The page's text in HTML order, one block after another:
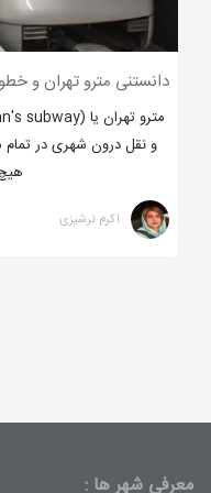
، ونک و الماس
تهران هستند.
به هرحال در
دانستنی مترو تهران و
و نقل درون شهری در
اکرم ترشیزی
معرفی شهر ها :